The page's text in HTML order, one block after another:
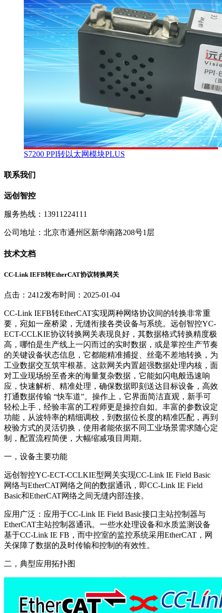
S7200 PPI转以太网模块PLUS
联系我们
远创智控
服务热线：13911224111
公司地址：北京市通州区新华南路208号1层
技术文档
CC-Link IEFB转EtherCAT协议转换网关
点击：2412发布时间：2025-01-04
CC-Link IEFB转EtherCAT实现两种网络协议间的转换非常重
要，宛如一座桥梁，无缝衔接各类设备与系统。远创智控YC-
ECT-CCLKIE协议转换网关表现良好，其数据格式转换精度极
高，哪怕是生产线上一闪而过的实时数据，或是掌控生产节奏
的关键设备状态信息，它都能精准捕捉、丝毫不差地转换，为
工业数据交互筑牢根基。这款网关内置超强数据处理内核，面
对工业现场纷至沓来的海量复杂数据，它能如闪电般迅速响
应，快速解析、精准处理，确保数据即刻送达目标设备，高效
打通数据传输 “快车道”。操作上，它界面简洁直观，新手可
轻松上手，经验丰富的工程师更是操控自如。丰富的参数设定
功能，从波特率的精细调校，到数据位长度的精准匹配，再到
校验方式的灵活切换，使用者能依据不同工业场景需求随心定
制，配置流程简便，大幅缩减项目周期。
一，设备主要功能
远创智控YC-ECT-CCLKIE型网关实现CC-Link IE Field Basic
网络与EtherCAT网络之间的数据通讯，即CC-Link IE Field
Basic和EtherCAT网络之间无缝内部连接。
应用广泛：应用于CC-Link IE Field Basic接口主站控制器与
EtherCAT主站控制器通讯。一些水处理设备和水质监测设备
基于CC-Link IE FB，而中控室的监控系统采用EtherCAT，网
关保障了数据的及时传输和控制的有效性。
二，典型应用拓扑图